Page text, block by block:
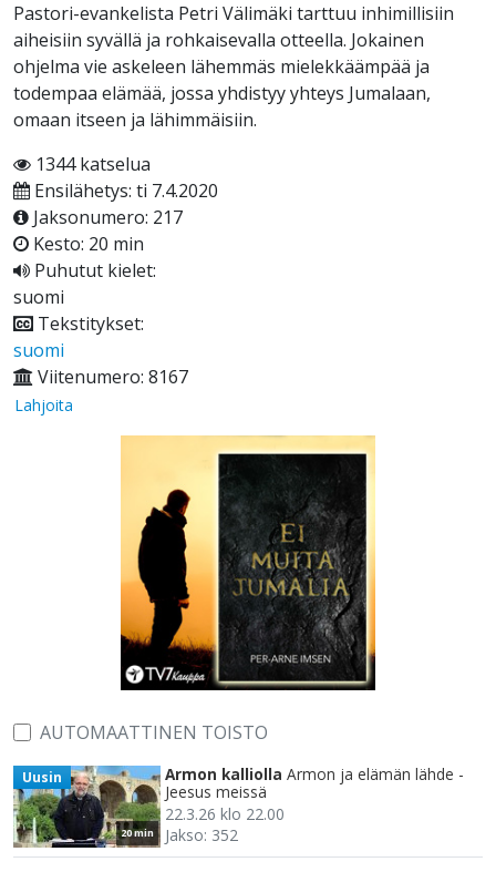
Pastori-evankelista Petri Välimäki tarttuu inhimillisiin
aiheisiin syvällä ja rohkaisevalla otteella. Jokainen
ohjelma vie askeleen lähemmäs mielekkäämpää ja
todempaa elämää, jossa yhdistyy yhteys Jumalaan,
omaan itseen ja lähimmäisiin.
1344 katselua
Ensilähetys: ti 7.4.2020
Jaksonumero: 217
Kesto: 20 min
Puhutut kielet:
suomi
Tekstitykset:
suomi
Viitenumero: 8167
Lahjoita
AUTOMAATTINEN TOISTO
20 min
Uusin Armon kalliolla Armon ja elämän lähde -
Jeesus meissä
22.3.26 klo 22.00
Jakso: 352